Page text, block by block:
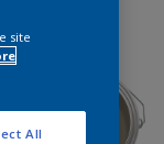
site
All